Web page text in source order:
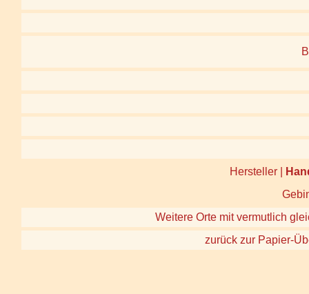
Hersteller |
Weitere Orte mit vermutlich
zurück zur Papier-